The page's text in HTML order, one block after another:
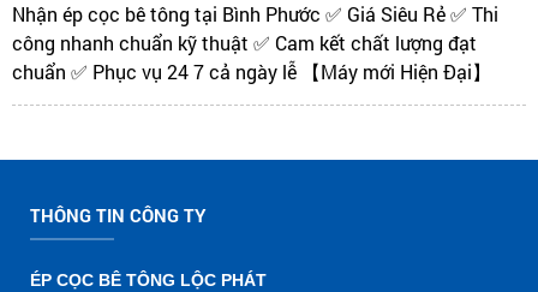
Nhận ép cọc bê tông tại Bình Phước ✅ Giá Siêu Rẻ ✅ Thi
công nhanh chuẩn kỹ thuật ✅ Cam kết chất lượng đạt
chuẩn ✅ Phục vụ 24 7 cả ngày lễ 【Máy mới Hiện Đại】
THÔNG TIN CÔNG TY
ÉP CỌC BÊ TÔNG LỘC PHÁT